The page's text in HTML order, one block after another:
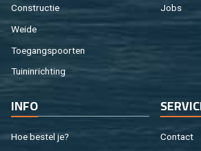
Con­struc­tie
Weide
Toe­gangs­poor­ten
Tuin­in­rich­ting
Jobs
INFO
Hoe be­stel je?
Con­tact